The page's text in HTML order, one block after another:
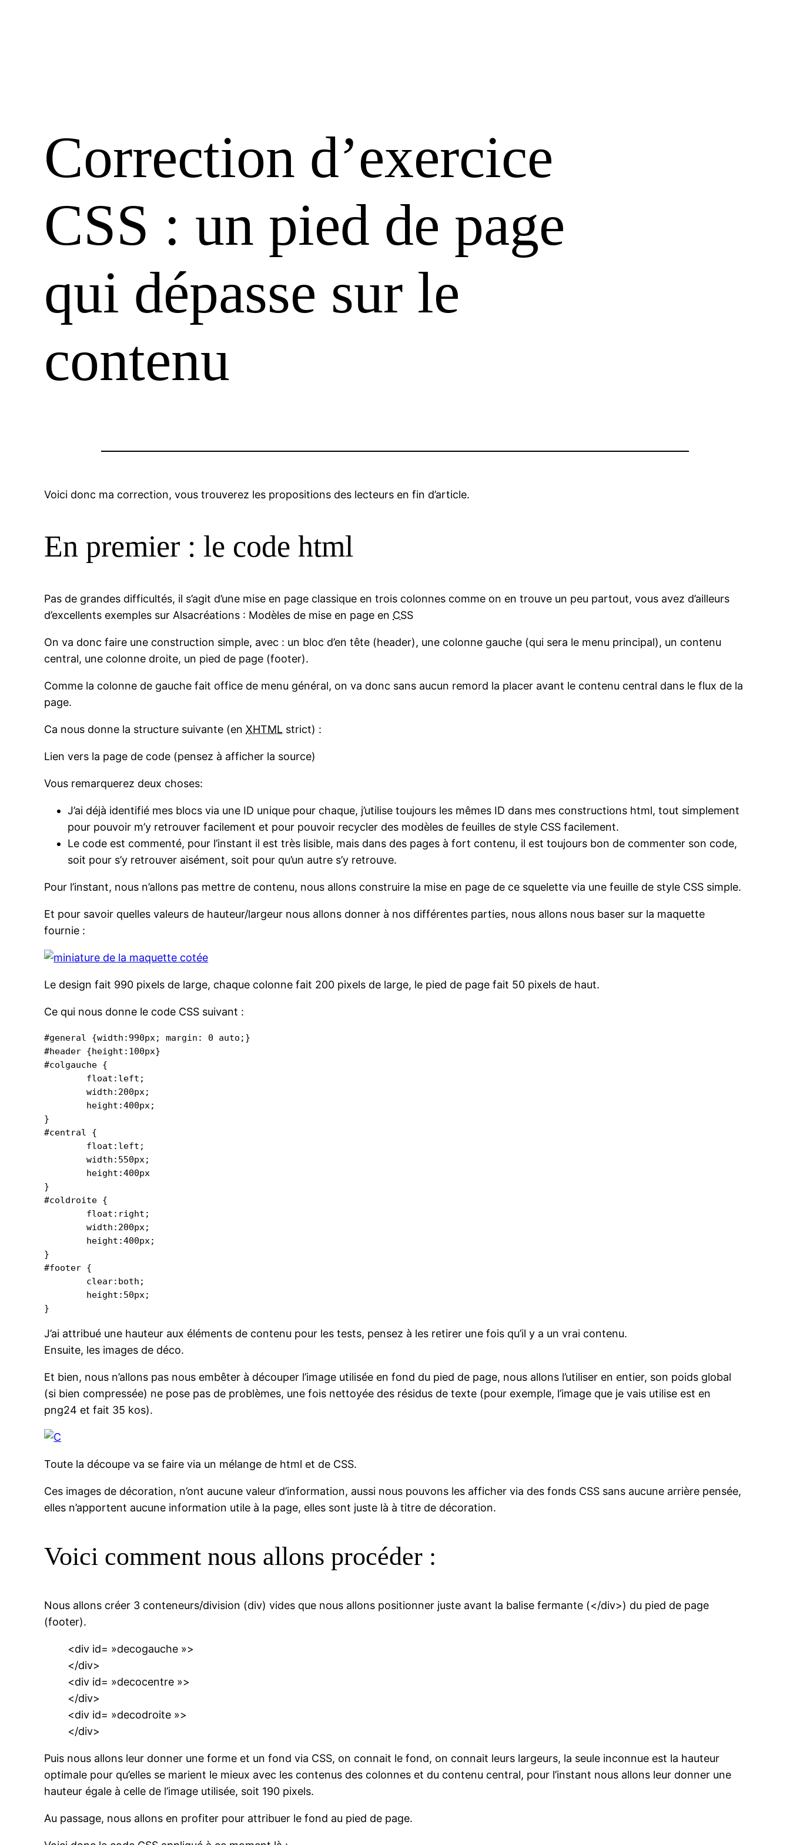
Correction d’exercice
CSS : un pied de page
qui dépasse sur le
contenu
Voici donc ma correction, vous trouverez les propositions des lecteurs en fin d’article.
En premier : le code html
Pas de grandes difficultés, il s’agit d’une mise en page classique en trois colonnes comme on en trouve un peu partout, vous avez d’ailleurs
d’excellents exemples sur Alsacréations : Modèles de mise en page en CSS
On va donc faire une construction simple, avec : un bloc d’en tête (header), une colonne gauche (qui sera le menu principal), un contenu
central, une colonne droite, un pied de page (footer).
Comme la colonne de gauche fait office de menu général, on va donc sans aucun remord la placer avant le contenu central dans le flux de la
page.
Ca nous donne la structure suivante (enXHTML strict) :
Lien vers la page de code (pensez à afficher la source)
Vous remarquerez deux choses:
J’ai déjà identifié mes blocs via une ID unique pour chaque, j’utilise toujours les mêmes ID dans mes constructions html, tout simplement
pour pouvoir m’y retrouver facilement et pour pouvoir recycler des modèles de feuilles de style CSS facilement.
Le code est commenté, pour l’instant il est très lisible, mais dans des pages à fort contenu, il est toujours bon de commenter son code,
soit pour s’y retrouver aisément, soit pour qu’un autre s’y retrouve.
Pour l’instant, nous n’allons pas mettre de contenu, nous allons construire la mise en page de ce squelette via une feuille de style CSS simple.
Et pour savoir quelles valeurs de hauteur/largeur nous allons donner à nos différentes parties, nous allons nous baser sur la maquette
fournie :
Le design fait 990 pixels de large, chaque colonne fait 200 pixels de large, le pied de page fait 50 pixels de haut.
Ce qui nous donne le code CSS suivant :
#general {width:990px; margin: 0 auto;}
#header {height:100px}
#colgauche {
	width:200px;
}
#central {
	width:550px;
}
#coldroite {
	width:200px;
}
#footer {
}
J’ai attribué une hauteur aux éléments de contenu pour les tests, pensez à les retirer une fois qu’il y a un vrai contenu.
Ensuite, les images de déco.
Et bien, nous n’allons pas nous embêter à découper l’image utilisée en fond du pied de page, nous allons l’utiliser en entier, son poids global
(si bien compressée) ne pose pas de problèmes, une fois nettoyée des résidus de texte (pour exemple, l’image que je vais utilise est en
png24 et fait 35 kos).
Toute la découpe va se faire via un mélange de html et de CSS.
Ces images de décoration, n’ont aucune valeur d’information, aussi nous pouvons les afficher via des fonds CSS sans aucune arrière pensée,
elles n’apportent aucune information utile à la page, elles sont juste là à titre de décoration.
Voici comment nous allons procéder :
Nous allons créer 3 conteneurs/division (div) vides que nous allons positionner juste avant la balise fermante (</div>) du pied de page
(footer).
<div id= »decogauche »>
</div>
<div id= »decocentre »>
</div>
<div id= »decodroite »>
</div>
Puis nous allons leur donner une forme et un fond via CSS, on connait le fond, on connait leurs largeurs, la seule inconnue est la hauteur
optimale pour qu’elles se marient le mieux avec les contenus des colonnes et du contenu central, pour l’instant nous allons leur donner une
hauteur égale à celle de l’image utilisée, soit 190 pixels.
Au passage, nous allons en profiter pour attribuer le fond au pied de page.